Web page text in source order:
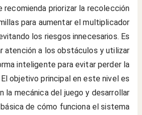
recomienda priorizar la recolección
para aumentar el multiplicador
los riesgos innecesarios. Es
atención a los obstáculos y utilizar
inteligente para evitar perder la
El objetivo principal en este nivel es
la mecánica del juego y desarrollar
de cómo funciona el sistema